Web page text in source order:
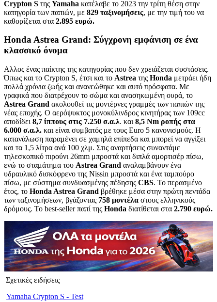
Crypton S της Yamaha κατέλαβε το 2023 την τρίτη θέση στην
κατηγορία των παπιών, με 829 ταξινομήσεις, με την τιμή του να
καθορίζεται στα 2.895 ευρώ.
Honda Astrea Grand: Σύγχρονη εμφάνιση σε ένα
κλασσικό όνομα
Αλλος ένας παίκτης της κατηγορίας που δεν χρειάζεται συστάσεις.
Όπως και το Crypton S, έτσι και το Astrea της Honda μετράει ήδη
πολλά χρόνια ζωής και ανανεώθηκε και αυτό πρόσφατα. Με
γραφικά που διατρέχουν το σώμα και ανασηκωμένη ουρά, το
Astrea Grand ακολουθεί τις μοντέρνες γραμμές των παπιών της
νέας εποχής. Ο αερόψυκτος μονοκύλινδρος κινητήρας των 109cc
αποδίδει 8,7 ίππους στις 7.250 σ.α.λ. και 8,5 Nm ροπής στα
6.000 σ.α.λ. και είναι συμβατός με τους Euro 5 κανονισμούς. Η
κατανάλωση παραμένει σε χαμηλά επίπεδα και μπορεί να αγγίξει
και τα 1,5 λίτρα ανά 100 χλμ. Στις αναρτήσεις συναντάμε
τηλεσκοπικό πιρούνι 26mm μπροστά και διπλά αμορτισέρ πίσω,
ενώ το σταμάτημα του Astrea Grand αναλαμβάνουν ένα
υδραυλικό δισκόφρενο της Nissin μπροστά και ένα ταμπούρο
πίσω, με σύστημα συνδυασμένης πέδησης CBS. Το περασμένο
έτος, το Honda Astrea Grand βρέθηκε μέσα στην πρώτη πεντάδα
των ταξινομήσεων, βγάζοντας 758 μοντέλα στους ελληνικούς
δρόμους. To best-seller παπί της Honda διατίθεται στα 2.790 ευρώ.
Σχετικές ειδήσεις
Yamaha Crypton S - Test